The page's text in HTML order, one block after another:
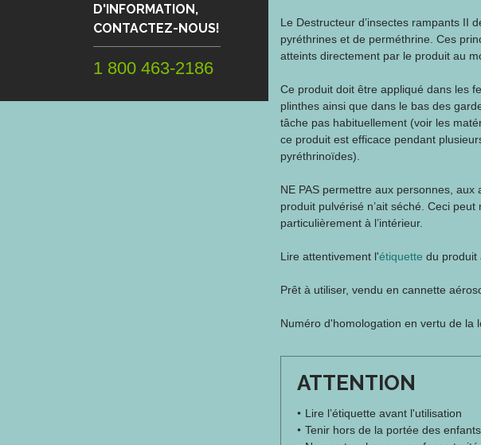
D'INFORMATION,
CONTACTEZ-NOUS!
1 800 463-2186
Le Destructeur d’insectes rampants II
pyréthrines et de perméthrine. Ces
atteints directement par le produit au
Ce produit doit être appliqué dans les
plinthes ainsi que dans le bas des
tâche pas habituellement (voir les
ce produit est efficace pendant
pyréthrinoïdes).
NE PAS permettre aux personnes,
produit pulvérisé n’ait séché. Ceci
particulièrement à l’intérieur.
Lire attentivement l'étiquette du produit
Prêt à utiliser, vendu en cannette
Numéro d'homologation en vertu de la
ATTENTION
Lire l’étiquette avant l'utilisation
Tenir hors de la portée des enfants